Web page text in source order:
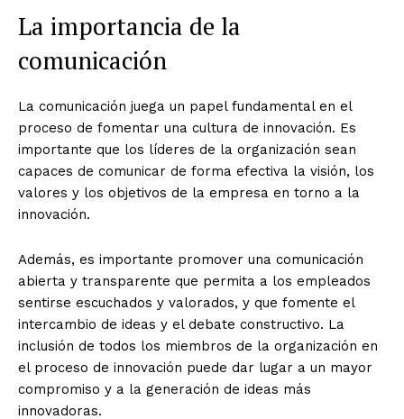
La importancia de la
comunicación
La comunicación juega un papel fundamental en el
proceso de fomentar una cultura de innovación. Es
importante que los líderes de la organización sean
capaces de comunicar de forma efectiva la visión, los
valores y los objetivos de la empresa en torno a la
innovación.
Además, es importante promover una comunicación
abierta y transparente que permita a los empleados
sentirse escuchados y valorados, y que fomente el
intercambio de ideas y el debate constructivo. La
inclusión de todos los miembros de la organización en
el proceso de innovación puede dar lugar a un mayor
compromiso y a la generación de ideas más
innovadoras.